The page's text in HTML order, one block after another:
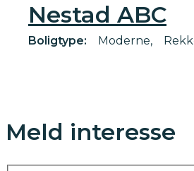
Nestad ABC
Boligtype: Moderne
Meld interesse